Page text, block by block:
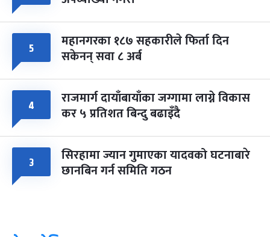
५ महानगरका १८७ सहकारीले फिर्ता दिन
सकेनन् सवा ८ अर्ब
४ राजमार्ग दायाँबायाँका जग्गामा लाग्ने विकास
कर ५ प्रतिशत बिन्दु बढाइँदै
३ सिरहामा ज्यान गुमाएका यादवको घटनाबारे
छानबिन गर्न समिति गठन